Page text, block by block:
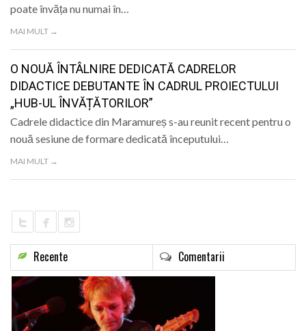
SPECIAL
POLITIC
LIFE
poate învăța nu numai în…
MAI MULT →
O NOUĂ ÎNTÂLNIRE DEDICATĂ CADRELOR
DIDACTICE DEBUTANTE ÎN CADRUL PROIECTULUI
„HUB-UL ÎNVĂȚĂTORILOR”
Cadrele didactice din Maramureș s-au reunit recent pentru o
nouă sesiune de formare dedicată începutului…
MAI MULT →
Recente Comentarii